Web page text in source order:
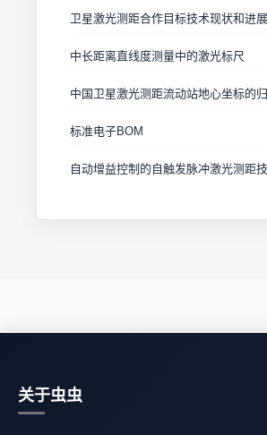
卫星激光测距合作目标技术现状和进展
中长距离直线度测量中的激光标尺
中国卫星激光测距流动站地心坐标的
标准电子BOM
自动增益控制的自触发脉冲激光测距
关于虫虫